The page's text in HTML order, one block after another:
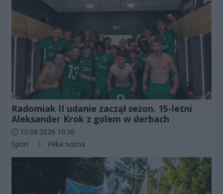
Radomiak II udanie zaczął sezon. 15-letni
Aleksander Krok z golem w derbach
Data dodania artykułu:
10.08.2026 10:36
Kategorie artykułu:
Sport Piłka nożna